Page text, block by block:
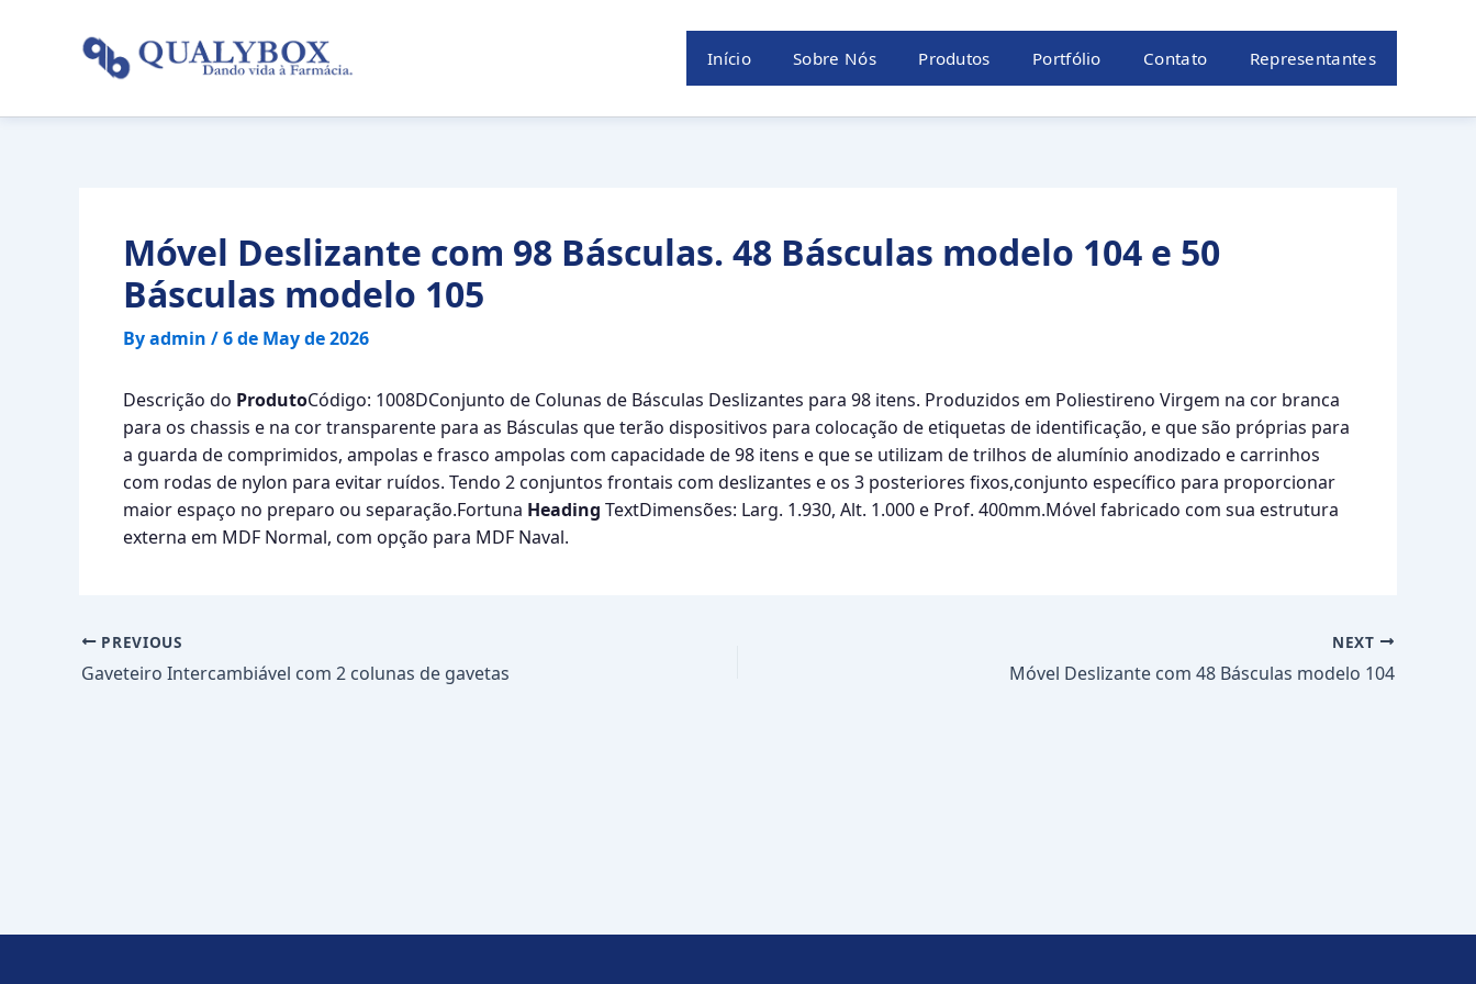
Início Sobre Nós Produtos Portfólio Contato Representantes
Móvel Deslizante com 98 Básculas. 48 Básculas modelo 104 e 50
Básculas modelo 105
Byadmin /6 de May de 2026
Descrição do ProdutoCódigo: 1008DConjunto de Colunas de Básculas Deslizantes para 98 itens. Produzidos em Poliestireno Virgem na cor branca
para os chassis e na cor transparente para as Básculas que terão dispositivos para colocação de etiquetas de identificação, e que são próprias para
a guarda de comprimidos, ampolas e frasco ampolas com capacidade de 98 itens e que se utilizam de trilhos de alumínio anodizado e carrinhos
com rodas de nylon para evitar ruídos. Tendo 2 conjuntos frontais com deslizantes e os 3 posteriores fixos,conjunto específico para proporcionar
maior espaço no preparo ou separação.Fortuna Heading TextDimensões: Larg. 1.930, Alt. 1.000 e Prof. 400mm.Móvel fabricado com sua estrutura
externa em MDF Normal, com opção para MDF Naval.
PREVIOUS
Gaveteiro Intercambiável com 2 colunas de gavetas
NEXT
Móvel Deslizante com 48 Básculas modelo 104